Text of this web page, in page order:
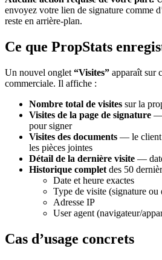
envoyez votre lien de signature comme
reste en arrière-plan.
Ce que PropStats
Un nouvel onglet “Visites” apparaît sur
commerciale. Il affiche :
Nombre total de visites sur la
Visites de la page de signature —
pour signer
Visites des documents — le client
les pièces jointes
Détail de la dernière visite —
Historique complet des 50
Date et heure exactes
Type de visite (signature ou
Adresse IP
User agent (navigateur/
Cas d’usage concrets